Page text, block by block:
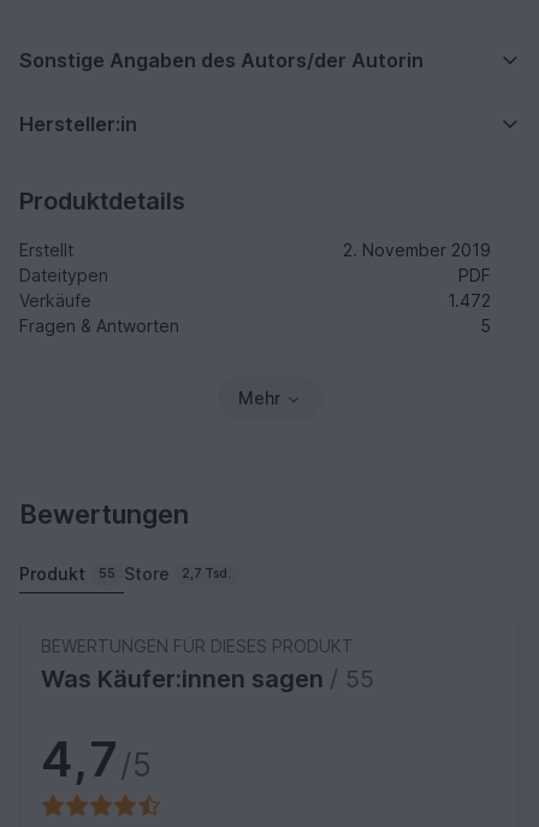
Sonstige Angaben des Autors/der Autorin
Hersteller:in
Produktdetails
Erstellt
2. November 2019
Dateitypen
PDF
Verkäufe
1.472
Fragen & Antworten
5
Mehr
Bewertungen
Produkt 55 Store 2,7 Tsd.
BEWERTUNGEN FÜR DIESES PRODUKT
Was Käufer:innen sagen / 55
4,7/5